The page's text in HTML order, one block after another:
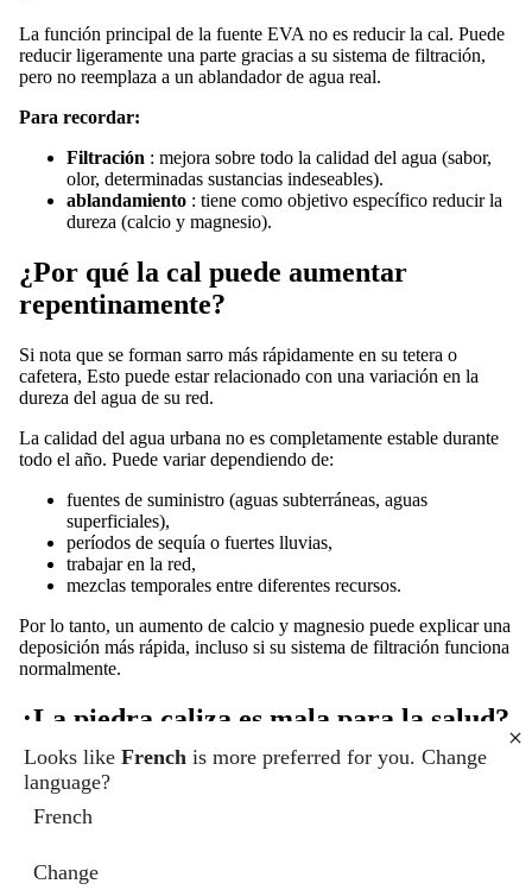
La función principal de la fuente EVA no es reducir la cal. Puede
reducir ligeramente una parte gracias a su sistema de filtración,
pero no reemplaza a un ablandador de agua real.
Para recordar:
Filtración : mejora sobre todo la calidad del agua (sabor,
olor, determinadas sustancias indeseables).
ablandamiento : tiene como objetivo específico reducir la
dureza (calcio y magnesio).
¿Por qué la cal puede aumentar
repentinamente?
Si nota que se forman sarro más rápidamente en su tetera o
cafetera, Esto puede estar relacionado con una variación en la
dureza del agua de su red.
La calidad del agua urbana no es completamente estable durante
todo el año. Puede variar dependiendo de:
fuentes de suministro (aguas subterráneas, aguas
superficiales),
períodos de sequía o fuertes lluvias,
trabajar en la red,
mezclas temporales entre diferentes recursos.
Por lo tanto, un aumento de calcio y magnesio puede explicar una
deposición más rápida, incluso si su sistema de filtración funciona
normalmente.
¿La piedra caliza es mala para la salud?
La piedra caliza corresponde principalmente acalcioy en
magnesio, Dos minerales presentes naturalmente en el agua
potable.
ingesta nutricional diaria. Por tanto, el agua dura no es peligrosa
Looks like French is more preferred for you. Change
language?
French
Change